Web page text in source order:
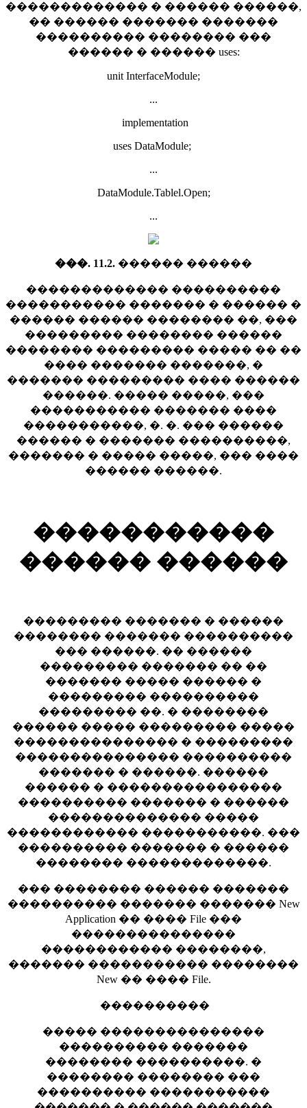
������������� � ������ ������,
�� ������ ������� �������
���������� �������� ���
������ � ������ uses:
unit InterfaceModule;
...
implementation
uses DataModule;
...
DataModule.Tablel.Open;
...
���. 11.2. ������ ������
������������� ����������
����������� ������� � ������ �
������ ������ �������� ��, ���
��������� �������� ������
�������� ��������� ����� �� ��
���� ������� �������, �
������� ��������� ���� ������
������. ����� �����, ���
����������� ������� ����
�����������, �. �. ��� ������
������ � ������� ����������,
������� � ����� �����, ��� ����
������ ������.
�����������
������ ������
��������� ������� � ������
�������� ������� ����������
��� ������. �� ������
��������� ������� �� ��
������� ����� ������ �
��������� ����������
��������� ��. � ��������
������ ����� ��������� �����
��������������� � ���������
��������������� ����������
������� � ������. ������
������ � ����������������
���������� ������� � ������
�������������� �����
������������ �����������. ���
���������� ������� � ������
�������� �������������.
��� �������� ������ �������
���������� ������� ������� New
Application �� ���� File ���
���������������
������������ ��������,
������� ����������� ��������
New �� ���� File.
����������
����� ���������������
���������� �������
�������� ����������. �
�������� �������� ���
���������� �����������